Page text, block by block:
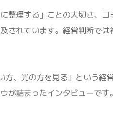
整理する」ことの大切さ、
れています。経営判断では
方、光の方を見る」という経
が詰まったインタビューです。